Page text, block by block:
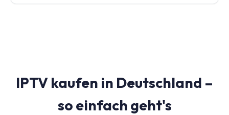
zu schauen, für die die nötigen Rechte vorliegen.
deutschsprachiger Support. Am besten überzeugst
IPTV kaufen in Deutschland –
so einfach geht's